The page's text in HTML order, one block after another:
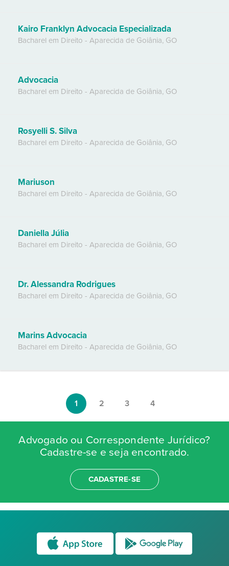
Kairo Franklyn Advocacia Especializada
Bacharel em Direito - Aparecida de Goiânia, GO
Advocacia
Bacharel em Direito - Aparecida de Goiânia, GO
Rosyelli S. Silva
Bacharel em Direito - Aparecida de Goiânia, GO
Mariuson
Bacharel em Direito - Aparecida de Goiânia, GO
Daniella Júlia
Bacharel em Direito - Aparecida de Goiânia, GO
Dr. Alessandra Rodrigues
Bacharel em Direito - Aparecida de Goiânia, GO
Marins Advocacia
Bacharel em Direito - Aparecida de Goiânia, GO
1 2 3 4
Advogado ou Correspondente Jurídico?
Cadastre-se e seja encontrado.
CADASTRE-SE